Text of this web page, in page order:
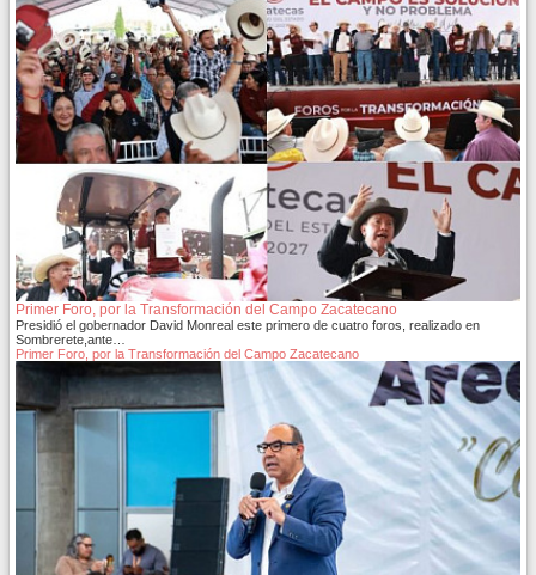
Primer Foro, por la Transformación del Campo Zacatecano
Presidió el gobernador David Monreal este primero de cuatro foros, realizado en
Sombrerete,ante…
Primer Foro, por la Transformación del Campo Zacatecano